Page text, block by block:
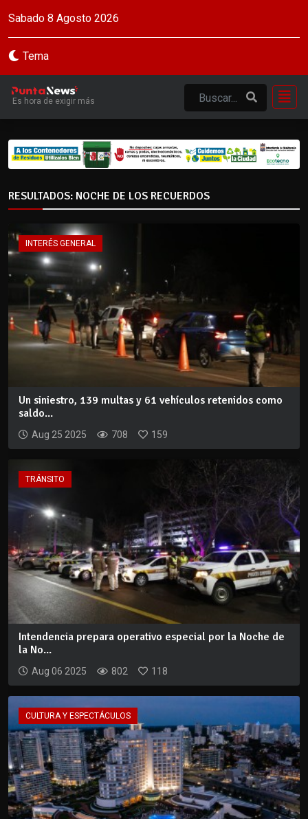
Sabado 8 Agosto 2026
Tema
Es hora de exigir más
RESULTADOS: NOCHE DE LOS RECUERDOS
INTERÉS GENERAL
Un siniestro, 139 multas y 61 vehículos retenidos como
saldo...
Aug 25 2025 708 159
TRÁNSITO
Intendencia prepara operativo especial por la Noche de
la No...
Aug 06 2025 802 118
CULTURA Y ESPECTÁCULOS